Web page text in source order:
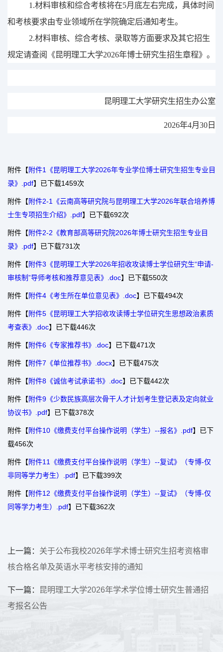
1.材料审核和综合考核将在5月底左右完成，具体时间
和考核要求由专业领域所在学院确定后通知考生。
2.材料审核、综合考核、 录取等方面要求及其它招生
规定请查阅《昆明理工大学2026年博士研究生招生章程》。
昆明理工大学研究生招生办公室
2026年4月 30 日
附件【附件1《昆明理工大学2026年专业学位博士研究生招生专业目
录》.pdf】已下载1459次
附件【附件2-1《云南高等研究院与昆明理工大学2026年联合培养博
士生专项招生介绍》.pdf】已下载692次
附件【附件2-2《教育部高等研究院2026年博士研究生招生专业目
录》.pdf】已下载731次
附件【附件3《昆明理工大学2026年招收攻读博士学位研究生“申请-
审核制”导师考核和推荐意见表》.doc】已下载550次
附件【附件4《考生所在单位意见表》.doc】已下载494次
附件【附件5《昆明理工大学招收攻读博士学位研究生思想政治素质
考查表》.doc】已下载446次
附件【附件6《专家推荐书》.doc】已下载471次
附件【附件7《单位推荐书》.docx】已下载475次
附件【附件8《诚信考试承诺书》.doc】已下载442次
附件【附件9《少数民族高层次骨干人才计划考生登记表及定向就业
协议书》.pdf】已下载378次
附件【附件10《缴费支付平台操作说明（学生）--报名》.pdf】已下
载456次
附件【附件11《缴费支付平台操作说明（学生）--复试》（专博-仅
非同等学力考生）.pdf】已下载399次
附件【附件12《缴费支付平台操作说明（学生）--复试》（专博-仅
同等学力考生）.pdf】已下载362次
上一篇： 关于公布我校2026年学术博士研究生招考资格审
核合格名单及英语水平考核安排的通知
下一篇：
昆明理工大学2026年学术学位博士研究生普通招
考报名公告